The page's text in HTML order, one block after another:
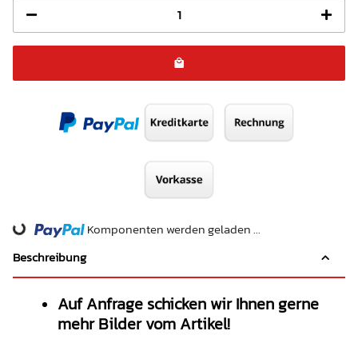
Loading...
Komponenten werden geladen ...
Beschreibung
Auf Anfrage schicken wir Ihnen gerne
mehr Bilder vom Artikel!